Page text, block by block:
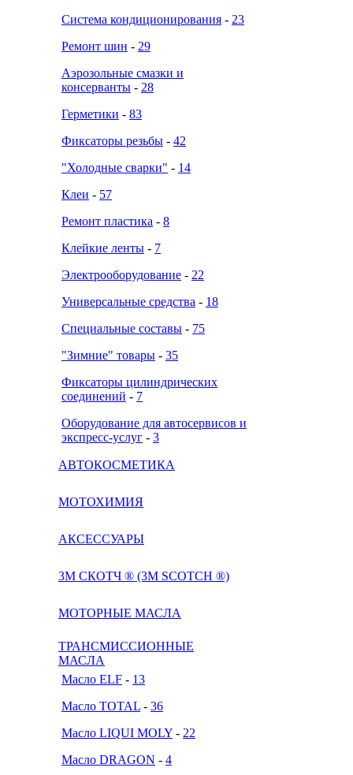
Система кондиционирования - 23
Ремонт шин - 29
Аэрозольные смазки и
консерванты - 28
Герметики - 83
Фиксаторы резьбы - 42
"Холодные сварки" - 14
Клеи - 57
Ремонт пластика - 8
Клейкие ленты - 7
Электрооборудование - 22
Универсальные средства - 18
Специальные составы - 75
"Зимние" товары - 35
Фиксаторы цилиндрических
соединений - 7
Оборудование для автосервисов и
экспресс-услуг - 3
АВТОКОСМЕТИКА
МОТОХИМИЯ
АКСЕССУАРЫ
3М СКОТЧ ® (3M SCOTCH ®)
МОТОРНЫЕ МАСЛА
ТРАНСМИССИОННЫЕ
МАСЛА
Масло ELF - 13
Масло TOTAL - 36
Масло LIQUI MOLY - 22
Масло DRAGON - 4